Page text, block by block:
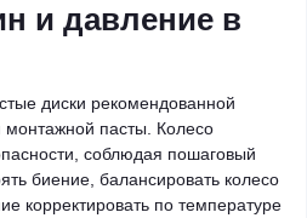
и давление в
диски рекомендованной
пасты. Колесо
соблюдая пошаговый
биение, балансировать колесо
корректировать по температуре